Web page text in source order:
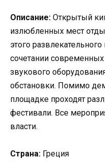
Описание: Открытый
излюбленных мест
этого
сочетании
звукового
обстановки. Помимо
площадке проходят
фестивали. Все
власти.
Страна: Греция